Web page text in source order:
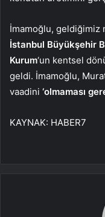
İmamoğlu, geldiğimiz
İstanbul Büyükşehir
Kurum‘un kentsel
geldi. İmamoğlu,
vaadini ‘olmaması
KAYNAK: HABER7